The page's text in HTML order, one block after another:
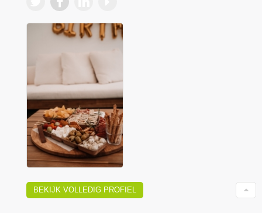
BEKIJK VOLLEDIG PROFIEL